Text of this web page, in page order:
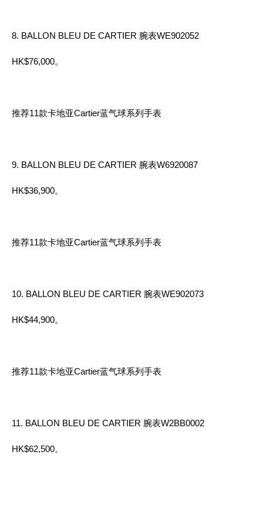
8. BALLON BLEU DE CARTIER 腕表WE902052
HK$76,000。
推荐11款卡地亚Cartier蓝气球系列手表
9. BALLON BLEU DE CARTIER 腕表W6920087
HK$36,900。
推荐11款卡地亚Cartier蓝气球系列手表
10. BALLON BLEU DE CARTIER 腕表WE902073
HK$44,900。
推荐11款卡地亚Cartier蓝气球系列手表
11. BALLON BLEU DE CARTIER 腕表W2BB0002
HK$62,500。